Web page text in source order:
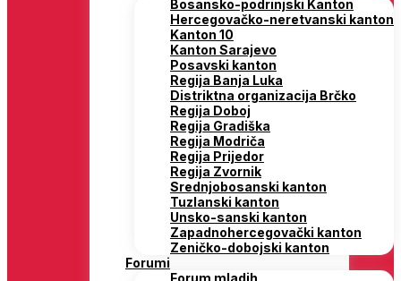
Bosansko-podrinjski Kanton
Hercegovačko-neretvanski kanton
Kanton 10
Kanton Sarajevo
Posavski kanton
Regija Banja Luka
Distriktna organizacija Brčko
Regija Doboj
Regija Gradiška
Regija Modriča
Regija Prijedor
Regija Zvornik
Srednjobosanski kanton
Tuzlanski kanton
Unsko-sanski kanton
Zapadnohercegovački kanton
Zeničko-dobojski kanton
Forumi
Forum mladih